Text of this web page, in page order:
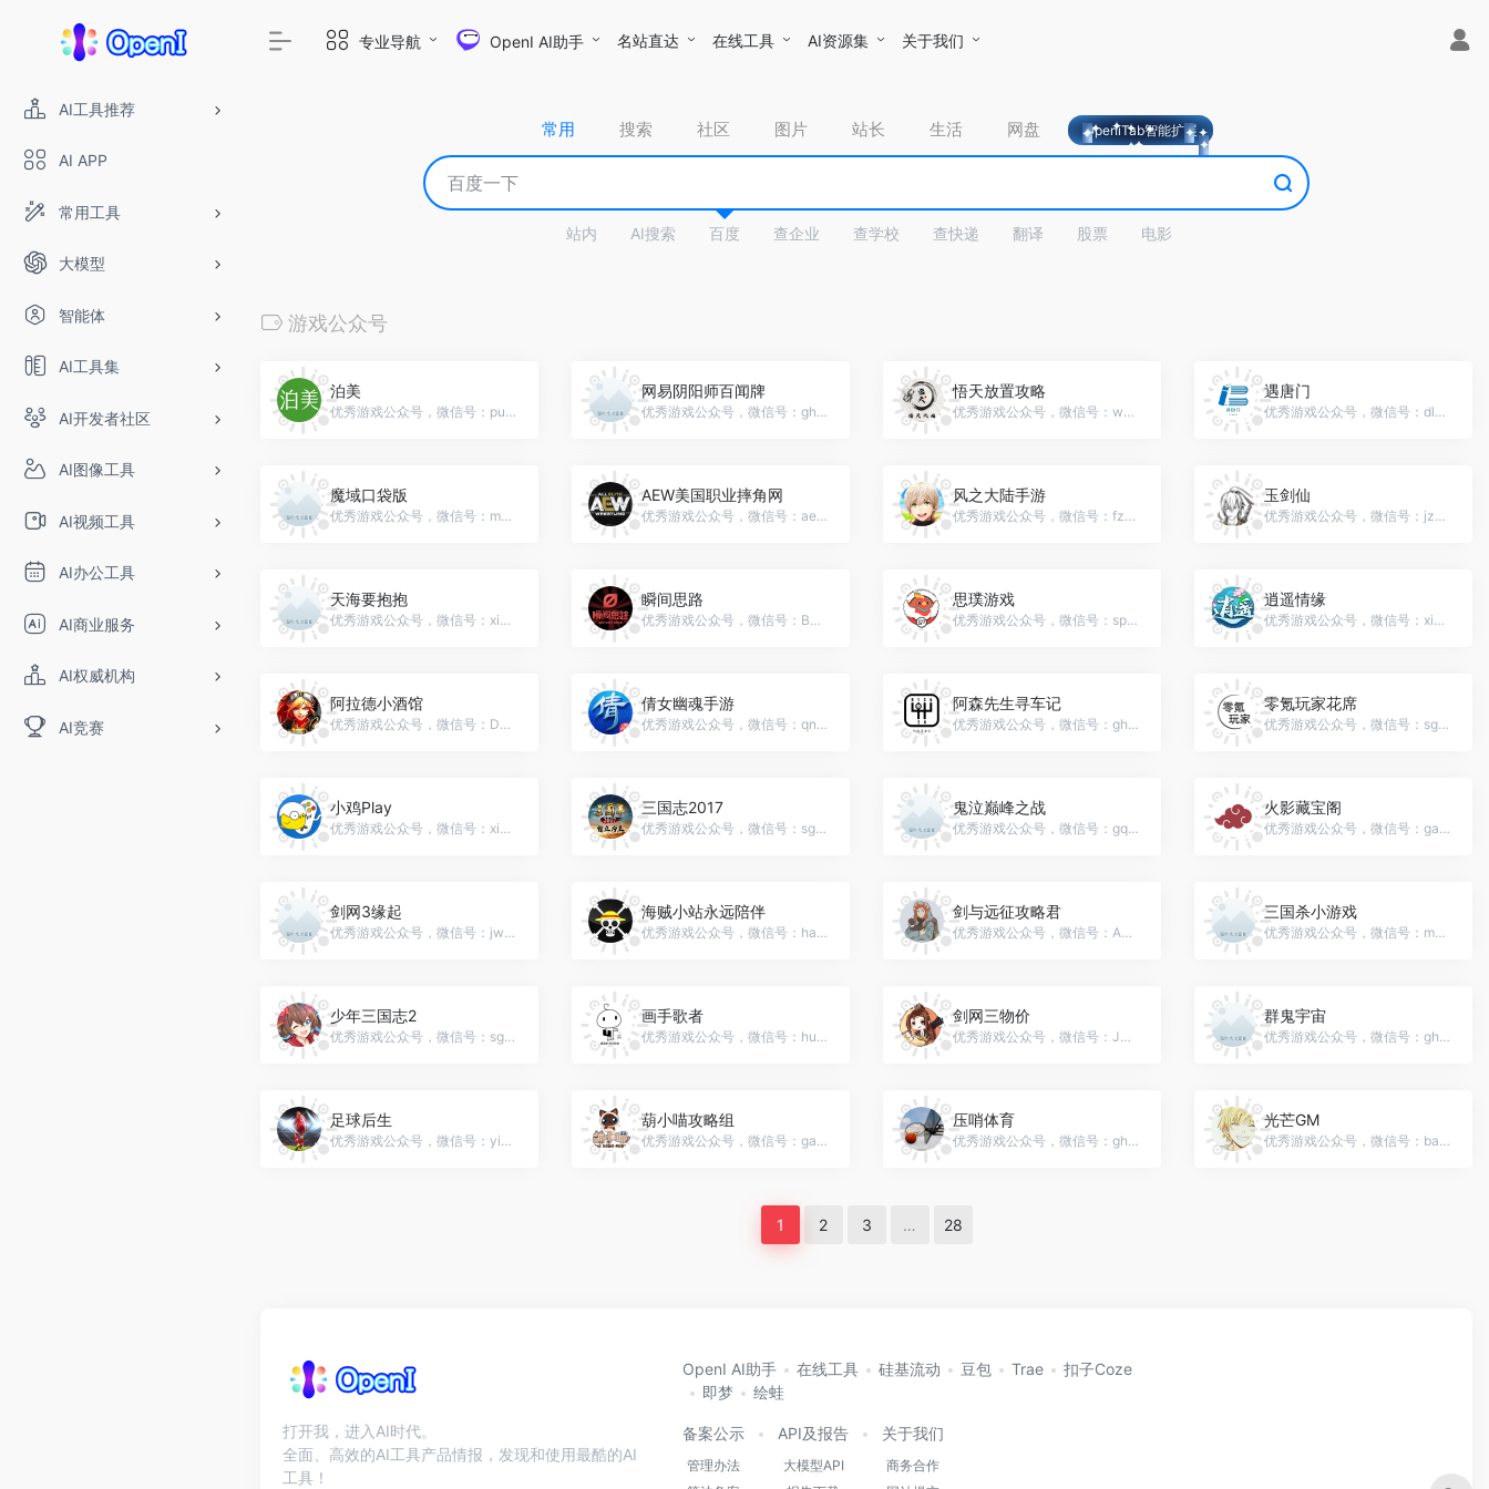
AI工具推荐
AI APP
常用工具
大模型
智能体
AI工具集
AI开发者社区
AI图像工具
AI视频工具
AI办公工具
AI商业服务
AI权威机构
AI竞赛
专业导航 OpenI AI助手 名站直达 在线工具 AI资源集 关于我们
常用 搜索 社区 图片 站长 生活 网盘 OpeniTab智能扩展
站内 AI搜索 百度 查企业 查学校 查快递 翻译 股票 电影
游戏公众号
泊美
优秀游戏公众号，微信号：puremild-2014
网易阴阳师百闻牌
优秀游戏公众号，微信号：gh_10e7909063c7
悟天放置攻略
优秀游戏公众号，微信号：wutianfangzhigonglve
遇唐门
优秀游戏公众号，微信号：dl4zjdl
魔域口袋版
优秀游戏公众号，微信号：mykd91
AEW美国职业摔角网
优秀游戏公众号，微信号：aewsjw
风之大陆手游
优秀游戏公众号，微信号：fzdlsy
玉剑仙
优秀游戏公众号，微信号：jz-yjx
天海要抱抱
优秀游戏公众号，微信号：xiguahc1127
瞬间思路
优秀游戏公众号，微信号：BG_CON
思璞游戏
优秀游戏公众号，微信号：spccgame
逍遥情缘
优秀游戏公众号，微信号：xiaoyaoqingyuan_tq
阿拉德小酒馆
优秀游戏公众号，微信号：DNF520250
倩女幽魂手游
优秀游戏公众号，微信号：qnyhshouyou
阿森先生寻车记
优秀游戏公众号，微信号：gh_9f9d4ec3c678
零氪玩家花席
优秀游戏公众号，微信号：sgzzlb0000
小鸡Play
优秀游戏公众号，微信号：xiaojiplay
三国志2017
优秀游戏公众号，微信号：sgz2017
鬼泣巅峰之战
优秀游戏公众号，微信号：gqdfzz
火影藏宝阁
优秀游戏公众号，微信号：gameboom666
剑网3缘起
优秀游戏公众号，微信号：jw3yq2022
海贼小站永远陪伴
优秀游戏公众号，微信号：haizeixiaozhan
剑与远征攻略君
优秀游戏公众号，微信号：AFKGLJ
三国杀小游戏
优秀游戏公众号，微信号：me_sgs
少年三国志2
优秀游戏公众号，微信号：sg2_youzu
画手歌者
优秀游戏公众号，微信号：huashougezhe
剑网三物价
优秀游戏公众号，微信号：JX3Price
群鬼宇宙
优秀游戏公众号，微信号：gh_74371db150ad
足球后生
优秀游戏公众号，微信号：yixiansk
葫小喵攻略组
优秀游戏公众号，微信号：gamehxm
压哨体育
优秀游戏公众号，微信号：gh_a40e0a96659a
光芒GM
优秀游戏公众号，微信号：baixinwanzhe666
1 2 3 … 28
打开我，进入AI时代。
全面、高效的AI工具产品情报，发现和使用最酷的AI
工具！
OpenI AI助手 在线工具 硅基流动 豆包 Trae
扣子Coze
即梦
绘蛙
备案公示
管理办法
API及报告
大模型API
关于我们
商务合作